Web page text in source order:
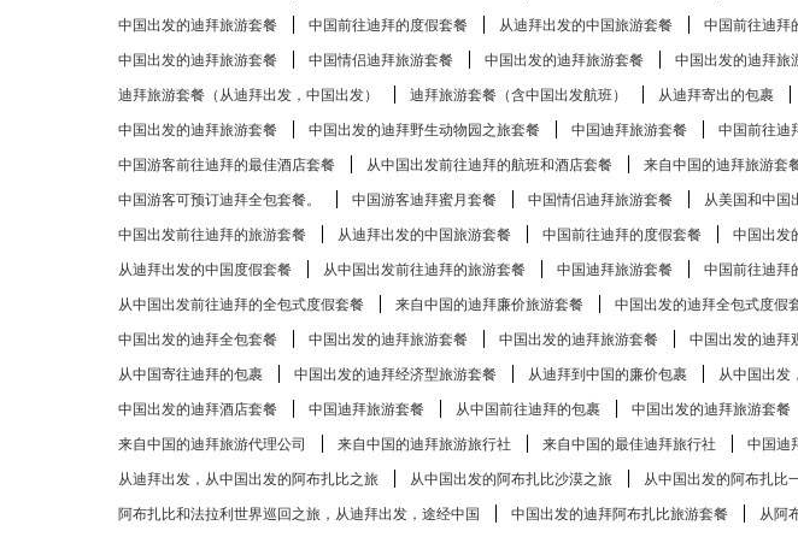
中国出发的迪拜旅游套餐
中国前往迪拜的度假套餐 从迪拜出发的中国旅游套餐 中国前往迪拜
中国出发的迪拜旅游套餐
中国情侣迪拜旅游套餐 中国出发的迪拜旅游套餐 中国出发的迪拜旅
迪拜旅游套餐（从迪拜出发，中国出发）
迪拜旅游套餐（含中国出发航班） 从迪拜寄出的包裹
中国出发的迪拜旅游套餐
中国出发的迪拜野生动物园之旅套餐 中国迪拜旅游套餐 中国前往迪
中国游客前往迪拜的最佳酒店套餐
从中国出发前往迪拜的航班和酒店套餐 来自中国的迪拜旅游套
中国游客可预订迪拜全包套餐。
中国游客迪拜蜜月套餐 中国情侣迪拜旅游套餐 从美国和中国
中国出发前往迪拜的旅游套餐
从迪拜出发的中国旅游套餐 中国前往迪拜的度假套餐 中国出发
从迪拜出发的中国度假套餐
从中国出发前往迪拜的旅游套餐 中国迪拜旅游套餐 中国前往迪拜
从中国出发前往迪拜的全包式度假套餐
来自中国的迪拜廉价旅游套餐 中国出发的迪拜全包式度假
中国出发的迪拜全包套餐
中国出发的迪拜旅游套餐 中国出发的迪拜旅游套餐 中国出发的迪拜
从中国寄往迪拜的包裹
中国出发的迪拜经济型旅游套餐 从迪拜到中国的廉价包裹 从中国出发
中国出发的迪拜酒店套餐
中国迪拜旅游套餐 从中国前往迪拜的包裹 中国出发的迪拜旅游套餐
来自中国的迪拜旅游代理公司
来自中国的迪拜旅游旅行社 来自中国的最佳迪拜旅行社 中国迪
从迪拜出发，从中国出发的阿布扎比​​之旅
从中国出发的阿布扎比​​沙漠之旅 从中国出发的阿布扎比​​
阿布扎比和法拉利世界巡回之旅，从迪拜出发，途经中国
中国出发的迪拜阿布扎比旅游套餐 从阿